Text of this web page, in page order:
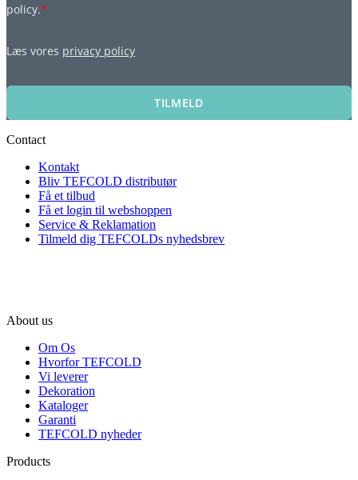
policy.*
Læs vores privacy policy
TILMELD
Contact
Kontakt
Bliv TEFCOLD distributør
Få et tilbud
Få et login til webshoppen
Service & Reklamation
Tilmeld dig TEFCOLDs nyhedsbrev
About us
Om Os
Hvorfor TEFCOLD
Vi leverer
Dekoration
Kataloger
Garanti
TEFCOLD nyheder
Products